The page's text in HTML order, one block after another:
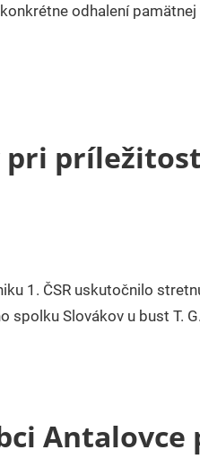
odhalení
1. ČSR uskutočnilo
spolku Slovákov u bust T.
Antalovce